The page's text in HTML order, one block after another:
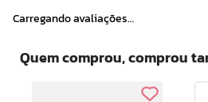
Carregando avaliações…
Quem comprou, comprou